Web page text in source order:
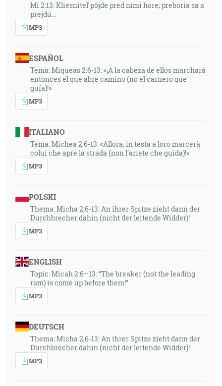
Mi 2:13: Kliesniteľ pôjde pred nimi hore; preboria sa a
prejdú…
MP3
ESPAÑOL
Tema: Miqueas 2:6-13: «¡A la cabeza de ellos marchará
entonces el que abre camino (no el carnero que
guía)!»
MP3
ITALIANO
Tema: Michea 2,6-13: «Allora, in testa a loro marcerà
colui che apre la strada (non l’ariete che guida)!»
MP3
POLSKI
Thema: Micha 2,6-13: An ihrer Spitze zieht dann der
Durchbrecher dahin (nicht der leitende Widder)!
MP3
ENGLISH
Topic: Micah 2:6–13: “The breaker (not the leading
ram) is come up before them!”
MP3
DEUTSCH
Thema: Micha 2,6-13: An ihrer Spitze zieht dann der
Durchbrecher dahin (nicht der leitende Widder)!
MP3